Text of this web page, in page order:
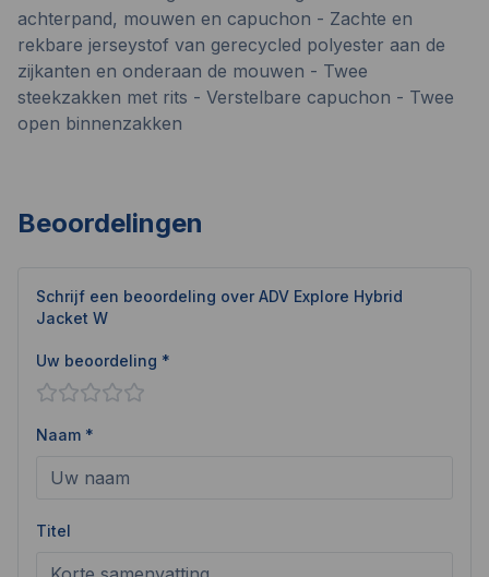
achterpand, mouwen en capuchon - Zachte en
rekbare jerseystof van gerecycled polyester aan de
zijkanten en onderaan de mouwen - Twee
steekzakken met rits - Verstelbare capuchon - Twee
open binnenzakken
Beoordelingen
Schrijf een beoordeling over ADV Explore Hybrid
Jacket W
Uw beoordeling *
Naam *
Titel